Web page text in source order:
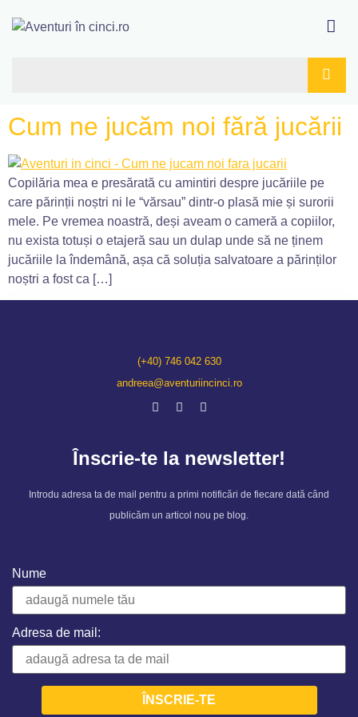
Cum ne jucăm noi fără jucării
Copilăria mea e presărată cu amintiri despre jucăriile pe
care părinții noștri ni le “vărsau” dintr-o plasă mie și surorii
mele. Pe vremea noastră, deși aveam o cameră a copiilor,
nu exista totuși o etajeră sau un dulap unde să ne ținem
jucăriile la îndemână, așa că soluția salvatoare a părinților
noștri a fost ca […]
(+40) 746 042 630
andreea@aventuriincinci.ro
Înscrie-te la newsletter!
Introdu adresa ta de mail pentru a primi notificări de fiecare dată când
publicăm un articol nou pe blog.
Nume
Adresa de mail: